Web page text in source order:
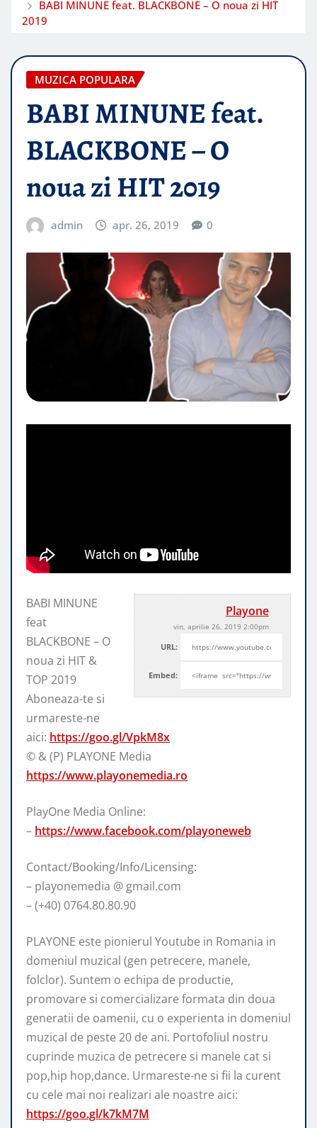
BABI MINUNE feat. BLACKBONE – O noua zi HIT
2019
MUZICA POPULARA
BABI MINUNE feat.
BLACKBONE – O
noua zi HIT 2019
admin apr. 26, 2019 0
Playone
vin, aprilie 26, 2019 2:00pm
URL:
Embed:
BABI MINUNE
feat
BLACKBONE – O
noua zi HIT &
TOP 2019
Aboneaza-te si
urmareste-ne
aici: https://goo.gl/VpkM8x
© &(P) PLAYONE Media
https://www.playonemedia.ro
PlayOne Media Online:
– https://www.facebook.com/playoneweb
Contact/Booking/Info/Licensing:
– playonemedia @ gmail.com
– (+40) 0764.80.80.90
PLAYONE este pionierul Youtube in Romania in
domeniul muzical (gen petrecere, manele,
folclor). Suntem o echipa de productie,
promovare si comercializare formata din doua
generatii de oamenii, cu o experienta in domeniul
muzical de peste 20 de ani. Portofoliul nostru
cuprinde muzica de petrecere si manele cat si
pop,hip hop,dance. Urmareste-ne si fii la curent
cu cele mai noi realizari ale noastre aici:
https://goo.gl/k7kM7M